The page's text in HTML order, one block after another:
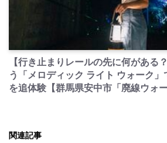
【行き止まりレールの先に何がある
う「メロディック ライト ウォーク
を追体験【群馬県安中市「廃線ウォー
関連記事